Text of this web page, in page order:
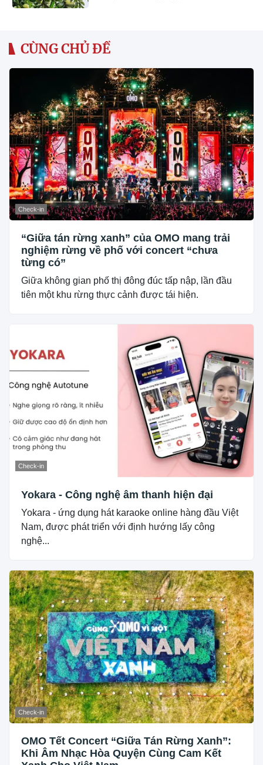
CÙNG CHỦ ĐỀ
Check-in
“Giữa tán rừng xanh” của OMO mang trải
nghiệm rừng về phố với concert “chưa
từng có”
Giữa không gian phố thị đông đúc tấp nập, lần đầu
tiên một khu rừng thực cảnh được tái hiện.
Check-in
Yokara - Công nghệ âm thanh hiện đại
Yokara - ứng dụng hát karaoke online hàng đầu Việt
Nam, được phát triển với định hướng lấy công
nghệ...
Check-in
OMO Tết Concert “Giữa Tán Rừng Xanh”:
Khi Âm Nhạc Hòa Quyện Cùng Cam Kết